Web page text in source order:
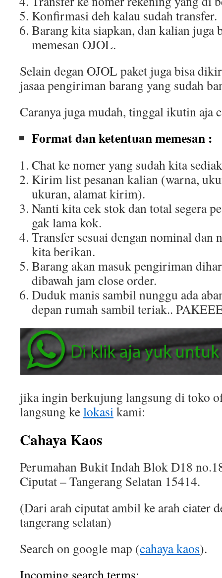
Konfirmasi deh kalau sudah transfer.
Barang kita siapkan, dan kalian juga
memesan OJOL.
Selain degan OJOL paket juga bisa
jasaa pengiriman barang yang sudah
Caranya juga mudah, tinggal ikutin aja
Format dan ketentuan memesan :
Chat ke nomer yang sudah kita
Kirim list pesanan kalian (warna,
ukuran, alamat kirim).
Nanti kita cek stok dan total segera
gak lama kok.
Transfer sesuai dengan nominal dan
kita berikan.
Barang akan masuk pengiriman
dibawah jam close order.
Duduk manis sambil nunggu ada
depan rumah sambil teriak..
jika ingin berkujung langsung di toko
langsung kelokasi kami:
Cahaya Kaos
Perumahan Bukit Indah Blok D18
Ciputat – Tangerang Selatan 15414.
(Dari arah ciputat ambil ke arah ciater
tangerang selatan)
Search on google map (cahaya kaos).
Incoming search terms: